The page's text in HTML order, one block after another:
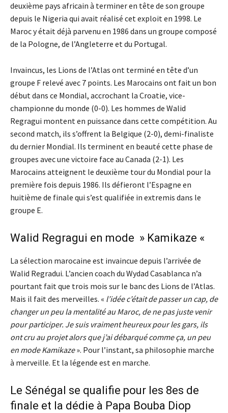
deuxième pays africain à terminer en tête de son groupe
depuis le Nigeria qui avait réalisé cet exploit en 1998. Le
Maroc y était déjà parvenu en 1986 dans un groupe composé
de la Pologne, de l’Angleterre et du Portugal.
Invaincus, les Lions de l’Atlas ont terminé en tête d’un
groupe F relevé avec 7 points. Les Marocains ont fait un bon
début dans ce Mondial, accrochant la Croatie, vice-
championne du monde (0-0). Les hommes de Walid
Regragui montent en puissance dans cette compétition. Au
second match, ils s’offrent la Belgique (2-0), demi-finaliste
du dernier Mondial. Ils terminent en beauté cette phase de
groupes avec une victoire face au Canada (2-1). Les
Marocains atteignent le deuxième tour du Mondial pour la
première fois depuis 1986. Ils défieront l’Espagne en
huitième de finale qui s’est qualifiée in extremis dans le
groupe E.
Walid Regragui en mode » Kamikaze «
La sélection marocaine est invaincue depuis l’arrivée de
Walid Regradui. L’ancien coach du Wydad Casablanca n’a
pourtant fait que trois mois sur le banc des Lions de l’Atlas.
Mais il fait des merveilles. « l’idée c’était de passer un cap, de
changer un peu la mentalité au Maroc, de ne pas juste venir
pour participer. Je suis vraiment heureux pour les gars, ils
ont cru au projet alors que j’ai débarqué comme ça, un peu
en mode Kamikaze». Pour l’instant, sa philosophie marche
à merveille. Et la légende est en marche.
Le Sénégal se qualifie pour les 8es de
finale et la dédie à Papa Bouba Diop